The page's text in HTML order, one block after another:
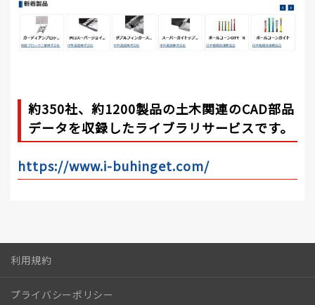
約350社、約1200製品の土木関連のCAD部品
データを収録したライブラリサービスです。
https://www.i-buhinget.com/
利用規約
プライバシーポリシー